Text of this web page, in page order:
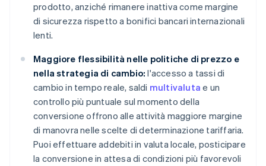
prodotto, anziché rimanere inattiva come margine
di sicurezza rispetto a bonifici bancari internazionali
lenti.
Maggiore flessibilità nelle politiche di prezzo e
nella strategia di cambio: l'accesso a tassi di
cambio in tempo reale, saldi multivaluta e un
controllo più puntuale sul momento della
conversione offrono alle attività maggiore margine
di manovra nelle scelte di determinazione tariffaria.
Puoi effettuare addebiti in valuta locale, posticipare
la conversione in attesa di condizioni più favorevoli